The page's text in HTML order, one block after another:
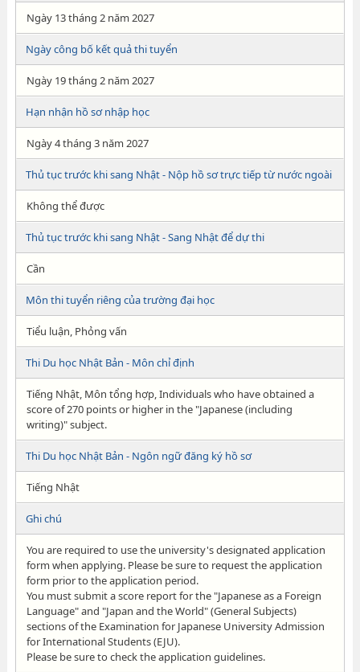
Ngày 13 tháng 2 năm 2027
Ngày công bố kết quả thi tuyển
Ngày 19 tháng 2 năm 2027
Hạn nhận hồ sơ nhập học
Ngày 4 tháng 3 năm 2027
Thủ tục trước khi sang Nhật - Nộp hồ sơ trực tiếp từ nước ngoài
Không thể được
Thủ tục trước khi sang Nhật - Sang Nhật để dự thi
Cần
Môn thi tuyển riêng của trường đại học
Tiểu luận, Phỏng vấn
Thi Du học Nhật Bản - Môn chỉ định
Tiếng Nhật, Môn tổng hợp, Individuals who have obtained a
score of 270 points or higher in the "Japanese (including
writing)" subject.
Thi Du học Nhật Bản - Ngôn ngữ đăng ký hồ sơ
Tiếng Nhật
Ghi chú
You are required to use the university's designated application
form when applying. Please be sure to request the application
form prior to the application period.
You must submit a score report for the "Japanese as a Foreign
Language" and "Japan and the World" (General Subjects)
sections of the Examination for Japanese University Admission
for International Students (EJU).
Please be sure to check the application guidelines.